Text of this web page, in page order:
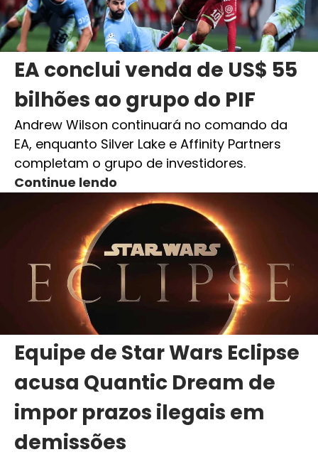
EA conclui venda de US$ 55
bilhões ao grupo do PIF
Andrew Wilson continuará no comando da
EA, enquanto Silver Lake e Affinity Partners
completam o grupo de investidores.
Continue lendo
Equipe de Star Wars Eclipse
acusa Quantic Dream de
impor prazos ilegais em
demissões